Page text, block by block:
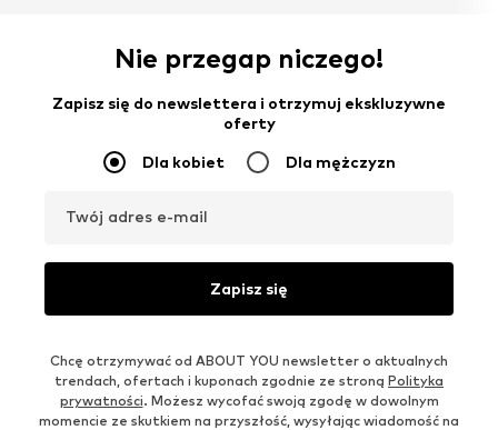
Nie przegap niczego!
Zapisz się do newslettera i otrzymuj ekskluzywne
oferty
Dla kobiet Dla mężczyzn
Twój adres e-mail
Zapisz się
Chcę otrzymywać od ABOUT YOU newsletter o aktualnych
trendach, ofertach i kuponach zgodnie ze stroną Polityka
prywatności. Możesz wycofać swoją zgodę w dowolnym
momencie ze skutkiem na przyszłość, wysyłając wiadomość na